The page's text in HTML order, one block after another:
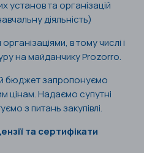
установ та організацій
діяльність)
в тому числі і
на майданчику Prozorro.
бюджет запропонуємо
цінам. Надаємо супутні
з питань закупівлі.
та сертифікати